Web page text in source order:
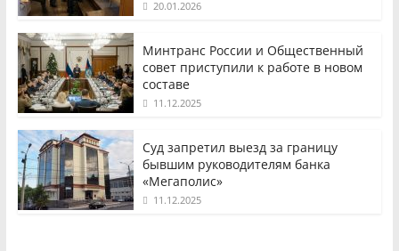
20.01.2026
Минтранс России и Общественный
совет приступили к работе в новом
составе
11.12.2025
Суд запретил выезд за границу
бывшим руководителям банка
«Мегаполис»
11.12.2025